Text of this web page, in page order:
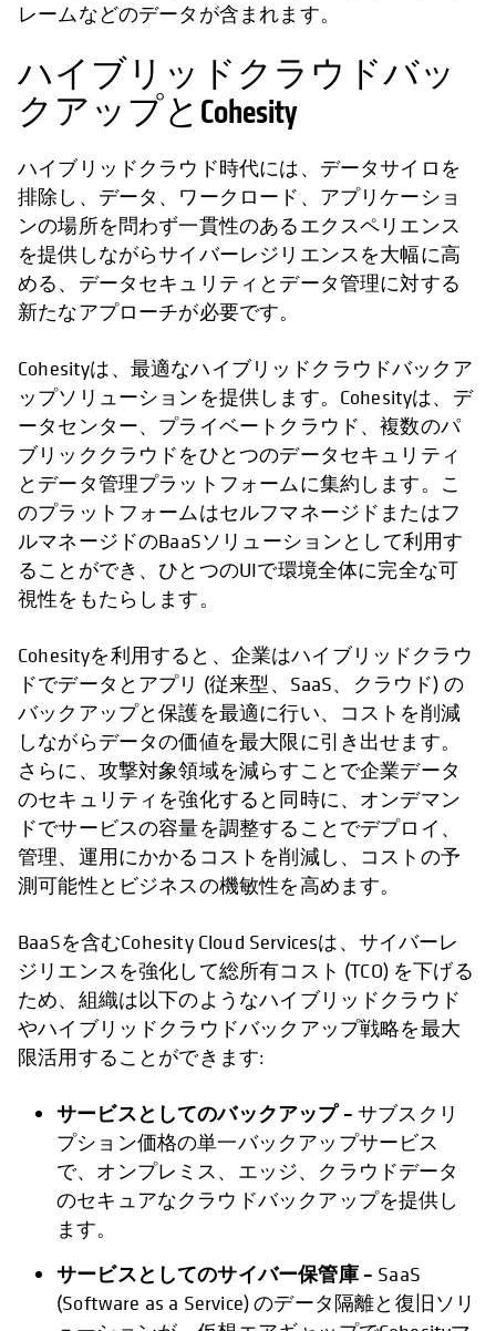
レームなどのデータが含まれます。
ハイブリッドクラウドバッ
クアップとCohesity
ハイブリッドクラウド時代には、データサイロを
排除し、データ、ワークロード、アプリケーショ
ンの場所を問わず一貫性のあるエクスペリエンス
を提供しながらサイバーレジリエンスを大幅に高
める、データセキュリティとデータ管理に対する
新たなアプローチが必要です。
Cohesityは、最適なハイブリッドクラウドバックア
ップソリューションを提供します。Cohesityは、デ
ータセンター、プライベートクラウド、複数のパ
ブリッククラウドをひとつのデータセキュリティ
とデータ管理プラットフォームに集約します。こ
のプラットフォームはセルフマネージドまたはフ
ルマネージドのBaaSソリューションとして利用す
ることができ、ひとつのUIで環境全体に完全な可
視性をもたらします。
Cohesityを利用すると、企業はハイブリッドクラウ
ドでデータとアプリ (従来型、SaaS、クラウド) の
バックアップと保護を最適に行い、コストを削減
しながらデータの価値を最大限に引き出せます。
さらに、攻撃対象領域を減らすことで企業データ
のセキュリティを強化すると同時に、オンデマン
ドでサービスの容量を調整することでデプロイ、
管理、運用にかかるコストを削減し、コストの予
測可能性とビジネスの機敏性を高めます。
BaaSを含むCohesity Cloud Servicesは、サイバーレ
ジリエンスを強化して総所有コスト (TCO) を下げる
ため、組織は以下のようなハイブリッドクラウド
やハイブリッドクラウドバックアップ戦略を最大
限活用することができます:
サービスとしてのバックアップ – サブスクリ
プション価格の単一バックアップサービス
で、オンプレミス、エッジ、クラウドデータ
のセキュアなクラウドバックアップを提供し
ます。
サービスとしてのサイバー保管庫 – SaaS
(Software as a Service) のデータ隔離と復旧ソリ